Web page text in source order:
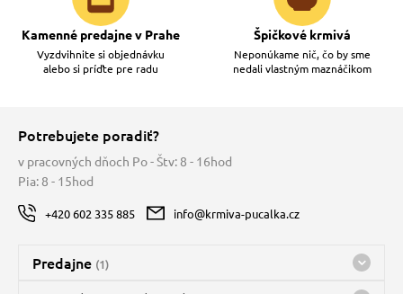
Kamenné predajne v Prahe
Vyzdvihnite si objednávku
alebo si príďte pre radu
Špičkové krmivá
Neponúkame nič, čo by sme
nedali vlastným maznáčikom
Potrebujete poradiť?
v pracovných dňoch Po - Štv: 8 - 16hod
Pia: 8 - 15hod
+420 602 335 885 info@krmiva-pucalka.cz
Predajne (1)